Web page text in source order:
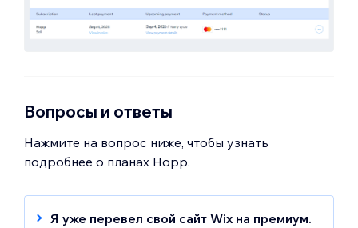
Вопросы и ответы
Нажмите на вопрос ниже, чтобы узнать
подробнее о планах Hopp.
Я уже перевел свой сайт Wix на премиум.